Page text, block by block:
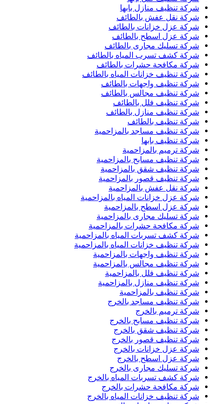
شركة تنظيف منازل بابها
شركة نقل عفش بالطائف
شركة عزل خزانات بالطائف
شركة عزل اسطح بالطائف
شركة تسليك مجارى بالطائف
شركة كشف تسرب المياه بالطائف
شركة مكافحة حشرات بالطائف
شركة تنظيف خزانات المياه بالطائف
شركة تنظيف واجهات بالطائف
شركة تنظيف مجالس بالطائف
شركة تنظيف فلل بالطائف
شركة تنظيف منازل بالطائف
شركة تنظيف بالطائف
شركة تنظيف مساجد بالمزاحمية
شركة تنظيف بابها
شركة ترميم بالمزاحمية
شركة تنظيف مسابح بالمزاحمية
شركة تنظيف شقق بالمزاحمية
شركة تنظيف قصور بالمزاحمية
شركة نقل عفش بالمزاحمية
شركة عزل خزانات المياه بالمزاحمية
شركة عزل اسطح بالمزاحمية
شركة تسليك مجارى بالمزاحمية
شركة مكافحة حشرات بالمزاحمية
شركة كشف تسربات المياه بالمزاحمية
شركة تنظيف خزانات المياه بالمزاحمية
شركة تنظيف واجهات بالمزاحمية
شركة تنظيف مجالس بالمزاحمية
شركة تنظيف فلل بالمزاحمية
شركة تنظيف منازل بالمزاحمية
شركة تنظيف بالمزاحمية
شركة تنظيف مساجد بالخرج
شركة ترميم بالخرج
شركة تنظيف مسابح بالخرج
شركة تنظيف شقق بالخرج
شركة تنظيف قصور بالخرج
شركة عزل خزانات بالخرج
شركة عزل اسطح بالخرج
شركة تسليك مجارى بالخرج
شركة كشف تسربات المياه بالخرج
شركة مكافحة حشرات بالخرج
شركة تنظيف خزانات المياه بالخرج